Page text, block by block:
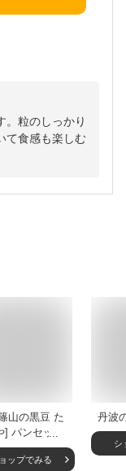
。粒のしっかり
て食感も楽しむ
山の黒豆 た
] パンセット
山 黒豆ぎっ
ンセット 丹
ップでみる
丹波
シ